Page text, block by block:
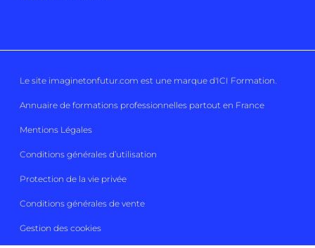
Le site imaginetonfutur.com est une marque d'ICI Formation.
Annuaire de formations professionnelles partout en France
Mentions Légales
Conditions générales d’utilisation
Protection de la vie privée
Conditions générales de vente
Gestion des cookies